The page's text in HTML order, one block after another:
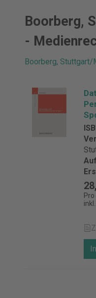
Boorberg,
-
Boorberg, Stuttgart/